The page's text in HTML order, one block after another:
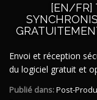
[EN/FR]
Envoi et réception
du logiciel gratuit et
Publié dans:Post-